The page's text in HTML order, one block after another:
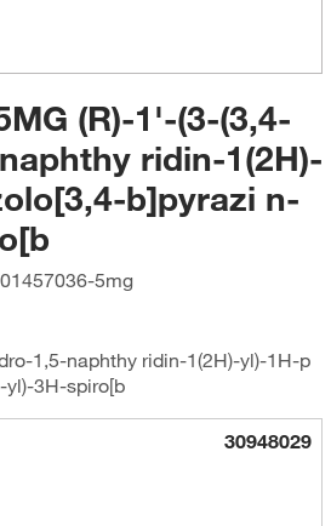
(R)-1'-(3-(3,4-
ridin-1(2H)-
b]pyrazi n-
5mg
1,5-naphthy ridin-1(2H)-yl)-1H-p
yl)-3H-spiro[b
30948029